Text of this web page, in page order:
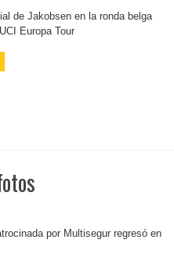
de Jakobsen en la ronda belga
Europa Tour
por Multisegur regresó en